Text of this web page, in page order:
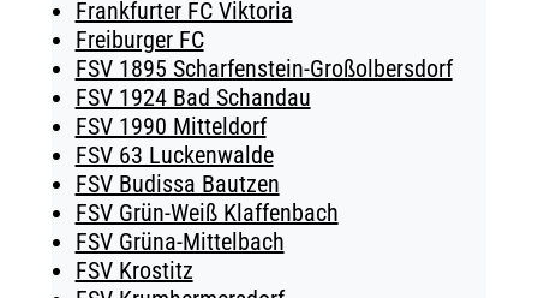
Frankfurter FC Viktoria
Freiburger FC
FSV 1895 Scharfenstein-Großolbersdorf
FSV 1924 Bad Schandau
FSV 1990 Mitteldorf
FSV 63 Luckenwalde
FSV Budissa Bautzen
FSV Grün-Weiß Klaffenbach
FSV Grüna-Mittelbach
FSV Krostitz